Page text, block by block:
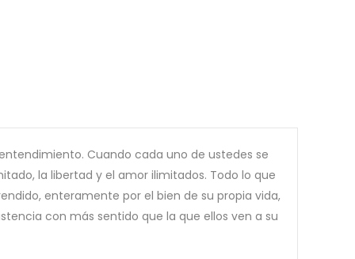
Cuando cada uno de ustedes se
la libertad y el amor ilimitados. Todo lo que
enteramente por el bien de su propia vida,
con más sentido que la que ellos ven a su